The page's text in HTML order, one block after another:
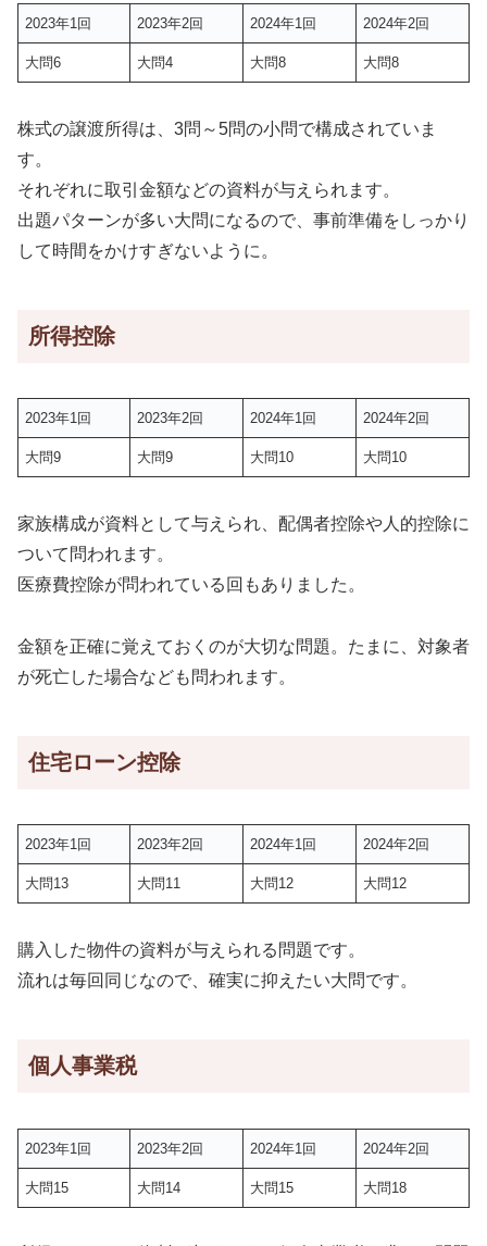
2023年1回 2023年2回 2024年1回 2024年2回
大問6 大問4 大問8 大問8
株式の譲渡所得は、3問～5問の小問で構成されていま
す。
それぞれに取引金額などの資料が与えられます。
出題パターンが多い大問になるので、事前準備をしっかり
して時間をかけすぎないように。
所得控除
2023年1回 2023年2回 2024年1回 2024年2回
大問9 大問9 大問10 大問10
家族構成が資料として与えられ、配偶者控除や人的控除に
ついて問われます。
医療費控除が問われている回もありました。
金額を正確に覚えておくのが大切な問題。たまに、対象者
が死亡した場合なども問われます。
住宅ローン控除
2023年1回 2023年2回 2024年1回 2024年2回
大問13 大問11 大問12 大問12
購入した物件の資料が与えられる問題です。
流れは毎回同じなので、確実に抑えたい大問です。
個人事業税
2023年1回 2023年2回 2024年1回 2024年2回
大問15 大問14 大問15 大問18